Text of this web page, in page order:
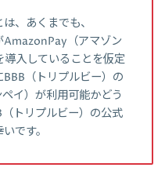
、あくまでも、
AmazonPay（アマゾン
入していることを仮定
（トリプルビー）の
イ）が利用可能かどう
トリプルビー）の公式
です。